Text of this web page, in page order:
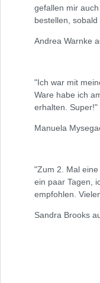
gefallen mir
bestellen,
Andrea Warnke
"Ich war mit
Ware habe ich
erhalten. Super!"
Manuela
"Zum 2. Mal
ein paar Tagen,
empfohlen.
Sandra Brooks